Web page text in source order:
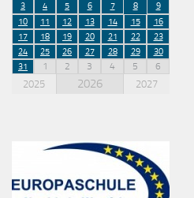
3
4 5 6 7 8
9
10
11 12 13 14 15
16
17
18 19 20 21 22
23
24
25 26 27 28 29
30
31
1 2 3 4 5 6
2025 2026 2027